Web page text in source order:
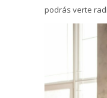
podrás verte